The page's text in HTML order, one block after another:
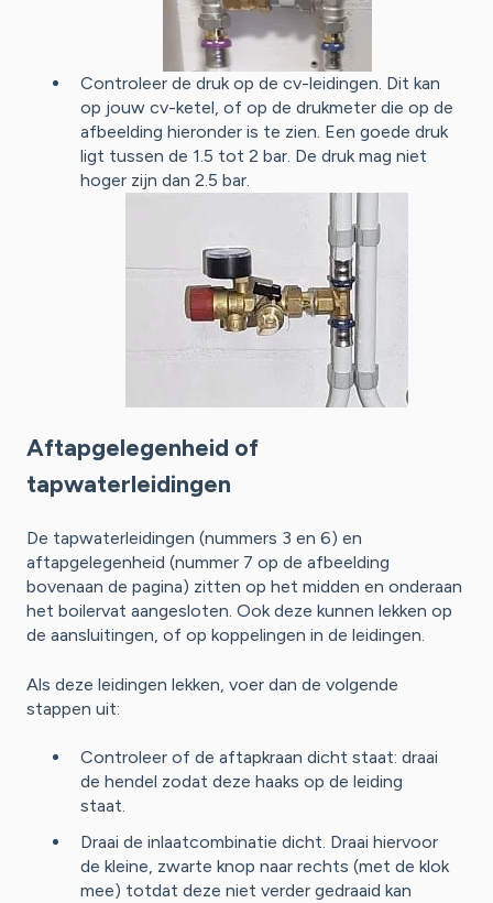
Controleer de druk op de cv-leidingen. Dit kan
op jouw cv-ketel, of op de drukmeter die op de
afbeelding hieronder is te zien. Een goede druk
ligt tussen de 1.5 tot 2 bar. De druk mag niet
hoger zijn dan 2.5 bar.
Aftapgelegenheid of
tapwaterleidingen
De tapwaterleidingen (nummers 3 en 6) en
aftapgelegenheid (nummer 7 op de afbeelding
bovenaan de pagina) zitten op het midden en onderaan
het boilervat aangesloten. Ook deze kunnen lekken op
de aansluitingen, of op koppelingen in de leidingen.
Als deze leidingen lekken, voer dan de volgende
stappen uit:
Controleer of de aftapkraan dicht staat: draai
de hendel zodat deze haaks op de leiding
staat.
Draai de inlaatcombinatie dicht. Draai hiervoor
de kleine, zwarte knop naar rechts (met de klok
mee) totdat deze niet verder gedraaid kan